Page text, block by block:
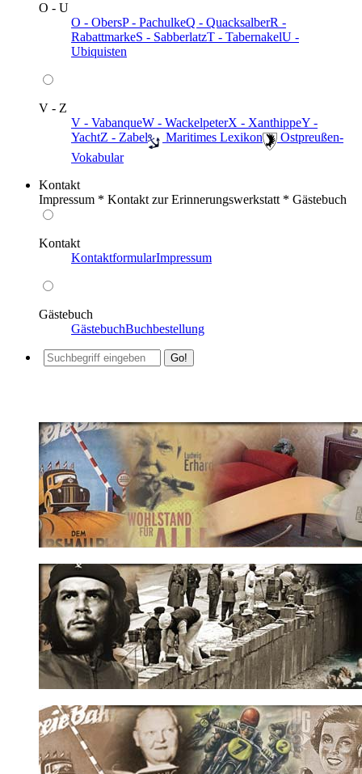
O - U
O - ObersP - PachulkeQ - QuacksalberR -
RabattmarkeS - SabberlatzT - TabernakelU -
Ubiquisten
V - Z
V - VabanqueW - WackelpeterX - XanthippeY -
YachtZ - Zabel ️ Maritimes Lexikon
️ Ostpreußen-
Vokabular
Kontakt
Impressum * Kontakt zur Erinnerungswerkstatt * Gästebuch
Kontakt
KontaktformularImpressum
Gästebuch
GästebuchBuchbestellung